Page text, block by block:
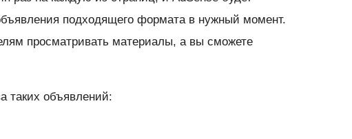
подходящего формата в нужный момент.
просматривать материалы, а вы сможете
таких объявлений: